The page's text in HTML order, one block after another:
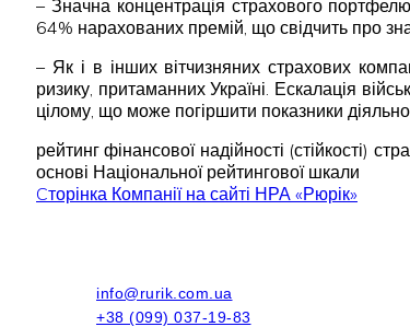
– Значна концентрація страхового
64% нарахованих премій, що свідчить про
– Як і в інших вітчизняних страхових
ризику, притаманних Україні. Ескалація
цілому, що може погіршити показники
рейтинг фінансової надійності (стійкості)
основі Національної рейтингової шкали
Cторінка Компанії на сайті НРА «Рюрік»
info@rurik.com.ua
+38 (099) 037-19-83